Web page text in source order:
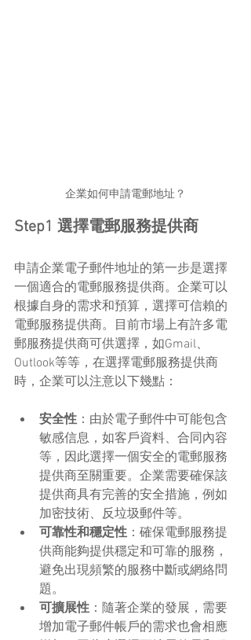
企業如何申請電郵地址？
Step1 選擇電郵服務提供商
申請企業電子郵件地址的第一步是選擇
一個適合的電郵服務提供商。企業可以
根據自身的需求和預算，選擇可信賴的
電郵服務提供商。目前市場上有許多電
郵服務提供商可供選擇，如Gmail、
Outlook等等，在選擇電郵服務提供商
時，企業可以注意以下幾點：
安全性 ：由於電子郵件中可能包含
敏感信息，如客戶資料、合同內容
等，因此選擇一個安全的電郵服務
提供商至關重要。企業需要確保該
提供商具有完善的安全措施，例如
加密技術、反垃圾郵件等。
可靠性和穩定性 ：確保電郵服務提
供商能夠提供穩定和可靠的服務，
避免出現頻繁的服務中斷或網絡問
題。
可擴展性 ：隨著企業的發展，需要
增加電子郵件帳戶的需求也會相應